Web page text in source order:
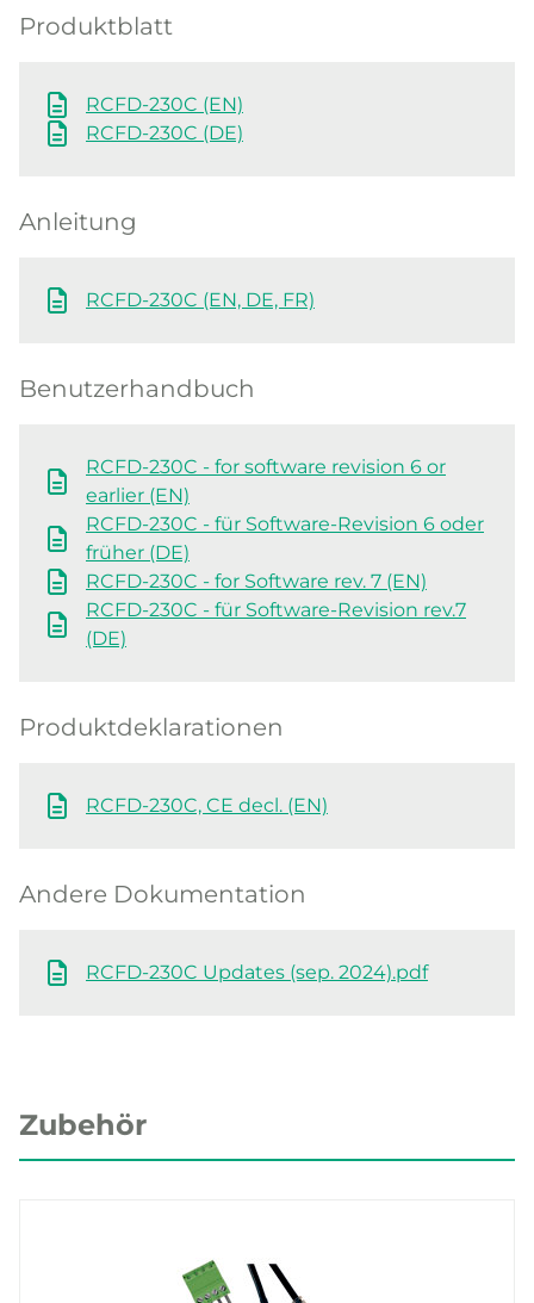
Produktblatt
RCFD-230C (EN)
RCFD-230C (DE)
Anleitung
RCFD-230C (EN, DE, FR)
Benutzerhandbuch
RCFD-230C - for software revision 6 or
earlier (EN)
RCFD-230C - für Software-Revision 6 oder
früher (DE)
RCFD-230C - for Software rev. 7 (EN)
RCFD-230C - für Software-Revision rev.7
(DE)
Produktdeklarationen
RCFD-230C, CE decl. (EN)
Andere Dokumentation
RCFD-230C Updates (sep. 2024).pdf
Zubehör